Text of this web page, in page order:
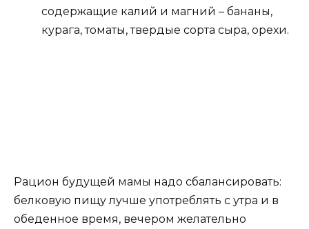
содержащие калий и магний – бананы,
курага, томаты, твердые сорта сыра, орехи.
Рацион будущей мамы надо сбалансировать:
белковую пищу лучше употреблять с утра и в
обеденное время, вечером желательно